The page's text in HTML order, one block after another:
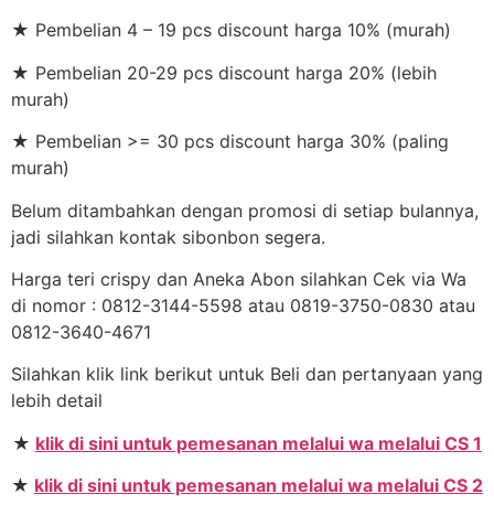
★ Pembelian 4 – 19 pcs discount harga 10% (murah)
★ Pembelian 20-29 pcs discount harga 20% (lebih
murah)
★ Pembelian >= 30 pcs discount harga 30% (paling
murah)
Belum ditambahkan dengan promosi di setiap bulannya,
jadi silahkan kontak sibonbon segera.
Harga teri crispy dan Aneka Abon silahkan Cek via Wa
di nomor : 0812-3144-5598 atau 0819-3750-0830 atau
0812-3640-4671
Silahkan klik link berikut untuk Beli dan pertanyaan yang
lebih detail
★ klik di sini untuk pemesanan melalui wa melalui CS 1
★ klik di sini untuk pemesanan melalui wa melalui CS 2